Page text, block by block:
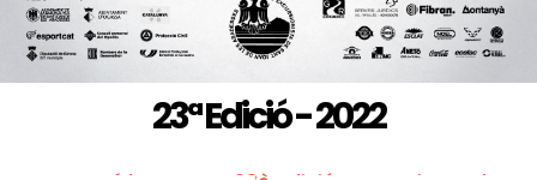
23ª Edició - 2022